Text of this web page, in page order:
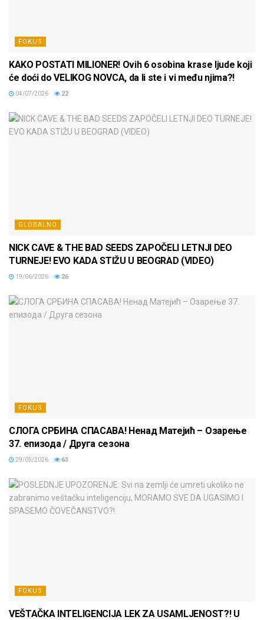
FOKUS
KAKO POSTATI MILIONER! Ovih 6 osobina krase ljude koji
će doći do VELIKOG NOVCA, da li ste i vi među njima?!
04/07/2026 22
GLOBALNO
NICK CAVE & THE BAD SEEDS ZAPOČELI LETNJI DEO
TURNEJE! EVO KADA STIŽU U BEOGRAD (VIDEO)
19/06/2026 26
FOKUS
СЛОГА СРБИНА СПАСАВА! Ненад Матејић – Oзарење
37. епизода / Друга сезона
29/05/2026 63
FOKUS
VEŠTAČKA INTELIGENCIJA LEK ZA USAMLJENOST?! U